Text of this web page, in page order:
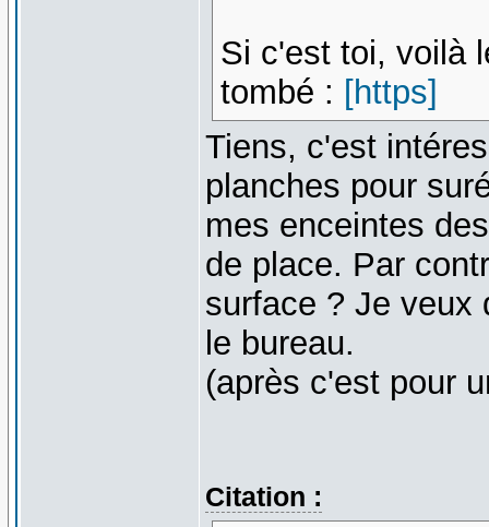
Si c'est toi, voilà
tombé : [https]
Tiens, c'est
planches pour
mes enceintes
de place. Par
surface ? Je veux
le bureau.
(après c'est pour
Citation :